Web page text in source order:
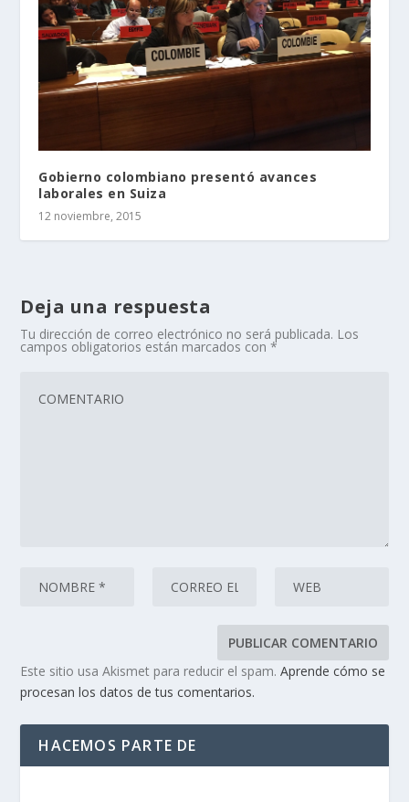
Gobierno colombiano presentó avances
laborales en Suiza
12 noviembre, 2015
Deja una respuesta
Tu dirección de correo electrónico no será publicada. Los
campos obligatorios están marcados con*
Este sitio usa Akismet para reducir el spam.Aprende cómo se
procesan los datos de tus comentarios.
HACEMOS PARTE DE